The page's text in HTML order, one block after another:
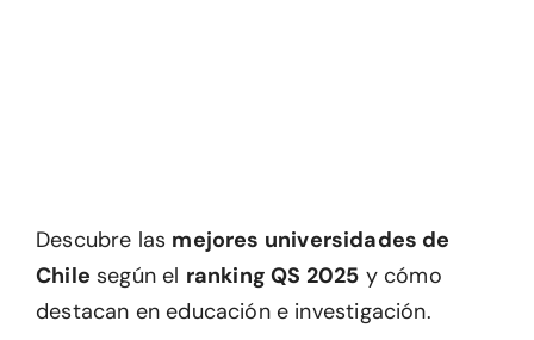
Descubre las mejores universidades de
Chile según el ranking QS 2025 y cómo
destacan en educación e investigación.